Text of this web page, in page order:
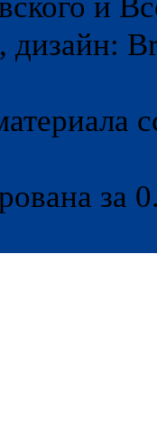
дизайн:
за